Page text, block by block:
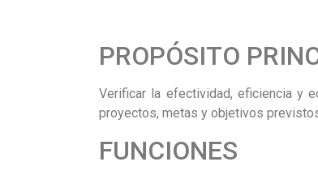
PROPÓSITO
Verificar la efectividad, eficiencia y
proyectos, metas y objetivos
FUNCIONES